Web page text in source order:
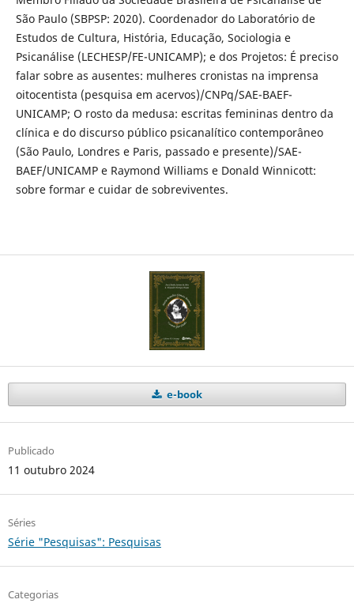
São Paulo (SBPSP: 2020). Coordenador do Laboratório de
Estudos de Cultura, História, Educação, Sociologia e
Psicanálise (LECHESP/FE-UNICAMP); e dos Projetos: É preciso
falar sobre as ausentes: mulheres cronistas na imprensa
oitocentista (pesquisa em acervos)/CNPq/SAE-BAEF-
UNICAMP; O rosto da medusa: escritas femininas dentro da
clínica e do discurso público psicanalítico contemporâneo
(São Paulo, Londres e Paris, passado e presente)/SAE-
BAEF/UNICAMP e Raymond Williams e Donald Winnicott:
sobre formar e cuidar de sobreviventes.
e-book
Publicado
11 outubro 2024
Séries
Série "Pesquisas": Pesquisas
Categorias